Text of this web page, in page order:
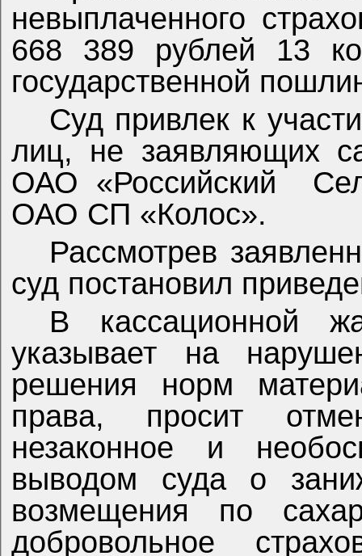
невыплаченного
668 389 рублей 13
государственной
Суд привлек к
лиц, не заявляющих
ОАО «Российский
ОАО СП «Колос».
Рассмотрев
суд постановил
В кассационной
указывает на
решения норм
права, просит
незаконное и
выводом суда о
возмещения по
добровольное